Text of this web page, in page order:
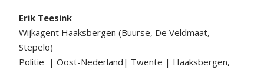
Erik Teesink
Wijkagent Haaksbergen (Buurse, De Veldmaat,
Stepelo)
Politie | Oost-Nederland| Twente | Haaksbergen,